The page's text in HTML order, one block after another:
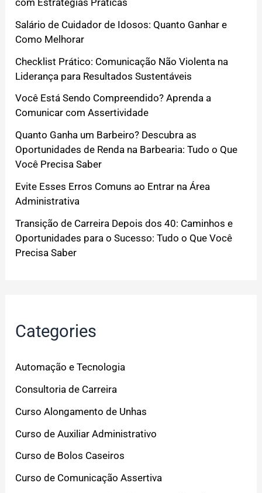
com Estratégias Práticas
Salário de Cuidador de Idosos: Quanto Ganhar e
Como Melhorar
Checklist Prático: Comunicação Não Violenta na
Liderança para Resultados Sustentáveis
Você Está Sendo Compreendido? Aprenda a
Comunicar com Assertividade
Quanto Ganha um Barbeiro? Descubra as
Oportunidades de Renda na Barbearia: Tudo o Que
Você Precisa Saber
Evite Esses Erros Comuns ao Entrar na Área
Administrativa
Transição de Carreira Depois dos 40: Caminhos e
Oportunidades para o Sucesso: Tudo o Que Você
Precisa Saber
Categories
Automação e Tecnologia
Consultoria de Carreira
Curso Alongamento de Unhas
Curso de Auxiliar Administrativo
Curso de Bolos Caseiros
Curso de Comunicação Assertiva